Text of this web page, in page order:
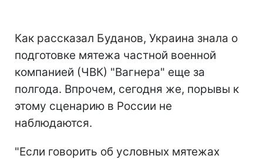
Как рассказал Буданов, Украина знала о
подготовке мятежа частной военной
компанией (ЧВК) "Вагнера" еще за
полгода. Впрочем, сегодня же, порывы к
этому сценарию в России не
наблюдаются.
"Если говорить об условных мятежах